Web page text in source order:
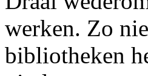
werken. Zo
bibliotheken